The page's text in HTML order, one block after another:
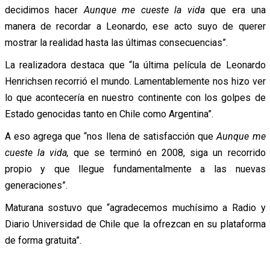
decidimos hacer Aunque me cueste la vidaque era una
manera de recordar a Leonardo, ese acto suyo de querer
mostrar la realidad hasta las últimas consecuencias”.
La realizadora destaca que “la última película de Leonardo
Henrichsen recorrió el mundo. Lamentablemente nos hizo ver
lo que acontecería en nuestro continente con los golpes de
Estado genocidas tanto en Chile como Argentina”.
A eso agrega que “nos llena de satisfacción queAunque me
cueste la vida, que se terminó en 2008, siga un recorrido
propio y que llegue fundamentalmente a las nuevas
generaciones”.
Maturana sostuvo que “agradecemos muchísimo a Radio y
Diario Universidad de Chile que la ofrezcan en su plataforma
de forma gratuita”.